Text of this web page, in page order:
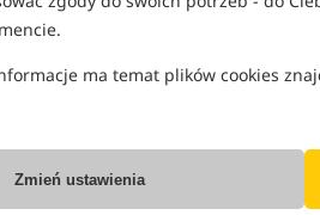
ma temat plików cookies
Zmień ustawienia